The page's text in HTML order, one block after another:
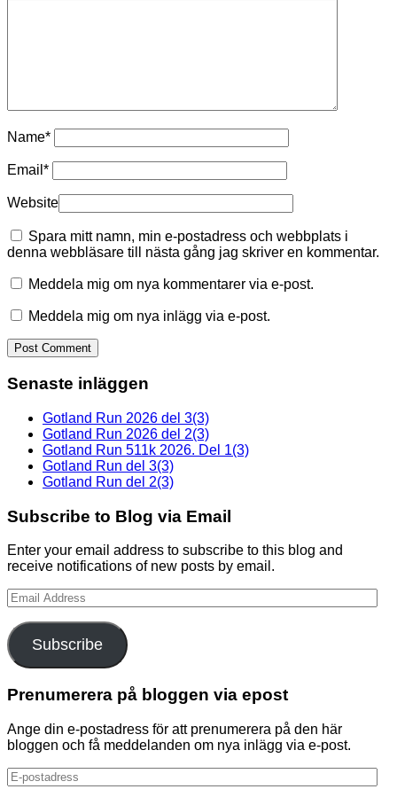
Name*
Email *
Website
Spara mitt namn, min e-postadress och webbplats i
denna webbläsare till nästa gång jag skriver en kommentar.
Meddela mig om nya kommentarer via e-post.
Meddela mig om nya inlägg via e-post.
Senaste inläggen
Gotland Run 2026 del 3(3)
Gotland Run 2026 del 2(3)
Gotland Run 511k 2026. Del 1(3)
Gotland Run del 3(3)
Gotland Run del 2(3)
Subscribe to Blog via Email
Enter your email address to subscribe to this blog and
receive notifications of new posts by email.
Email
Address
Subscribe
Prenumerera på bloggen via epost
Ange din e-postadress för att prenumerera på den här
bloggen och få meddelanden om nya inlägg via e-post.
E-
postadress